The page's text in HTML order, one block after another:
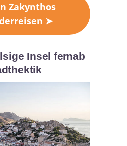
Zakynthos
➤
Insel fernab